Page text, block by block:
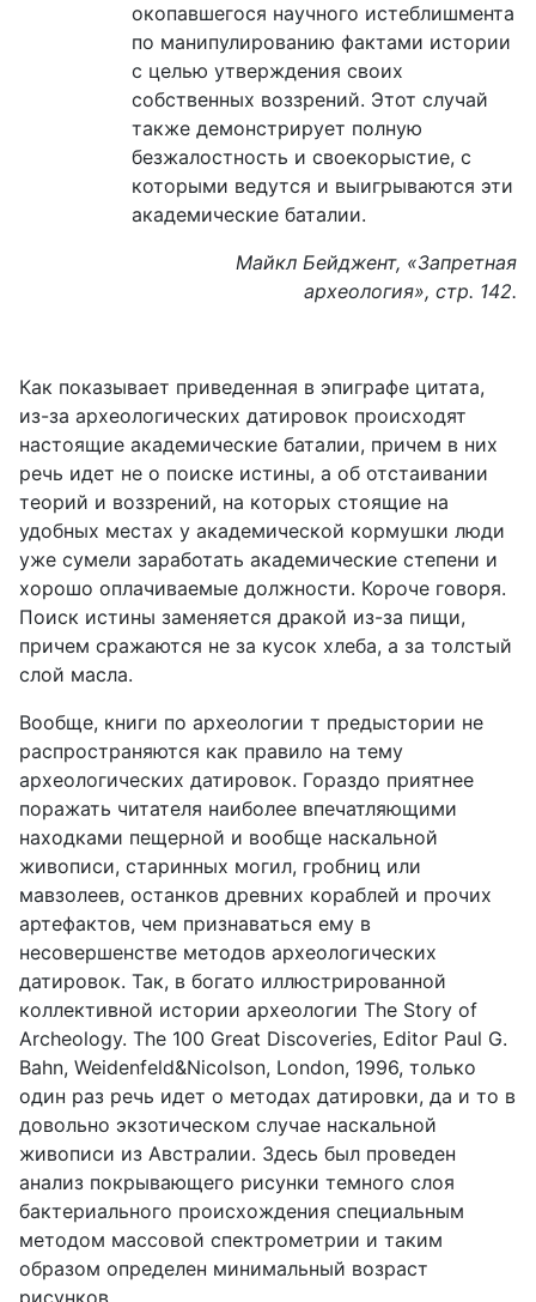
окопавшегося научного истеблишмента
по манипулированию фактами истории
с целью утверждения своих
собственных воззрений. Этот случай
также демонстрирует полную
безжалостность и своекорыстие, с
которыми ведутся и выигрываются эти
академические баталии.
Майкл Бейджент, «Запретная
археология», стр. 142.
Как показывает приведенная в эпиграфе цитата,
из-за археологических датировок происходят
настоящие академические баталии, причем в них
речь идет не о поиске истины, а об отстаивании
теорий и воззрений, на которых стоящие на
удобных местах у академической кормушки люди
уже сумели заработать академические степени и
хорошо оплачиваемые должности. Короче говоря.
Поиск истины заменяется дракой из-за пищи,
причем сражаются не за кусок хлеба, а за толстый
слой масла.
Вообще, книги по археологии т предыстории не
распространяются как правило на тему
археологических датировок. Гораздо приятнее
поражать читателя наиболее впечатляющими
находками пещерной и вообще наскальной
живописи, старинных могил, гробниц или
мавзолеев, останков древних кораблей и прочих
артефактов, чем признаваться ему в
несовершенстве методов археологических
датировок. Так, в богато иллюстрированной
коллективной истории археологии The Story of
Archeology. The 100 Great Discoveries, Editor Paul G.
Bahn, Weidenfeld&Nicolson, London, 1996, только
один раз речь идет о методах датировки, да и то в
довольно экзотическом случае наскальной
живописи из Австралии. Здесь был проведен
анализ покрывающего рисунки темного слоя
бактериального происхождения специальным
методом массовой спектрометрии и таким
образом определен минимальный возраст